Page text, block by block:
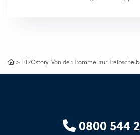
> HIROstory: Von der Trommel zur
0800 544